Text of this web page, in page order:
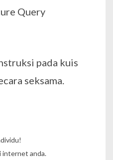
Query
pada kuis
seksama.
internet anda.